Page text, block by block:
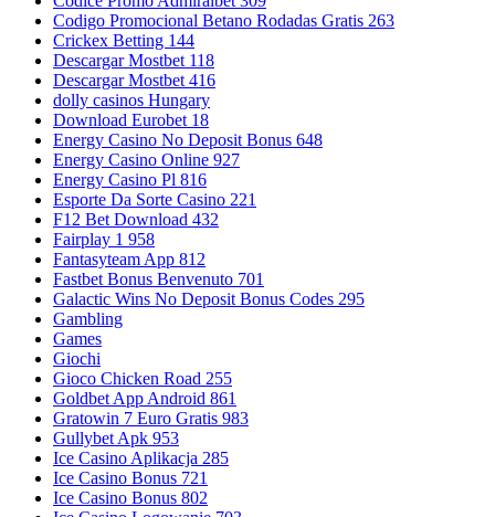
Codigo Promocional Betano Rodadas Gratis 263
Crickex Betting 144
Descargar Mostbet 118
Descargar Mostbet 416
dolly casinos Hungary
Download Eurobet 18
Energy Casino No Deposit Bonus 648
Energy Casino Online 927
Energy Casino Pl 816
Esporte Da Sorte Casino 221
F12 Bet Download 432
Fairplay 1 958
Fantasyteam App 812
Fastbet Bonus Benvenuto 701
Galactic Wins No Deposit Bonus Codes 295
Gambling
Games
Giochi
Gioco Chicken Road 255
Goldbet App Android 861
Gratowin 7 Euro Gratis 983
Gullybet Apk 953
Ice Casino Aplikacja 285
Ice Casino Bonus 721
Ice Casino Bonus 802